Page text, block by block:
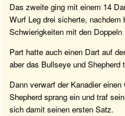
Das zweite ging mit einem 14
Wurf Leg drei sicherte, nachdem
Schwierigkeiten mit den Doppeln
Part hatte auch einen Dart auf
aber das Bullseye und Shepherd
Dann verwarf der Kanadier
Shepherd sprang ein und traf
sich damit seinen ersten Satz.